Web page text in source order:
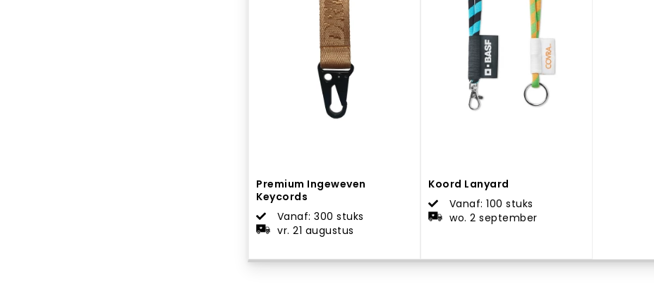
Premium Ingeweven
Keycords
Vanaf: 300 stuks
vr. 21 augustus
Koord Lanyard
Vanaf: 100 stuks
wo. 2 september